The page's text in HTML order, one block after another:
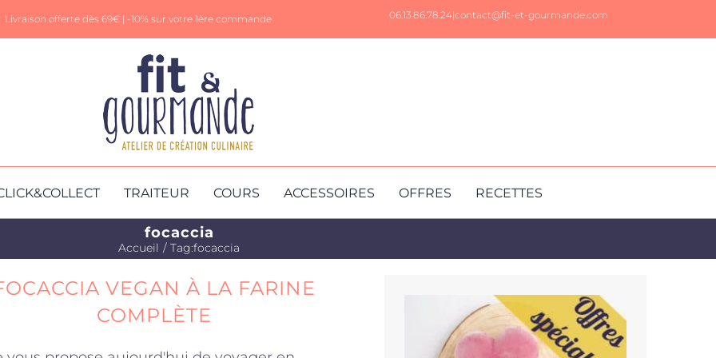
Livraison offerte dès 69€ | -10% sur votre 1ère commande 06.13.86.78.24|contact@fit-et-gourmande.com
TRAITEUR COURS ACCESSOIRES OFFRES RECETTES
focaccia
Accueil Tag:focaccia
VEGAN À LA FARINE
COMPLÈTE